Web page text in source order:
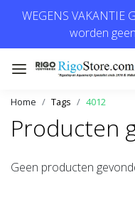
WEGENS VAKANTIE
worden
Home Tags 4012
Producten
Geen producten